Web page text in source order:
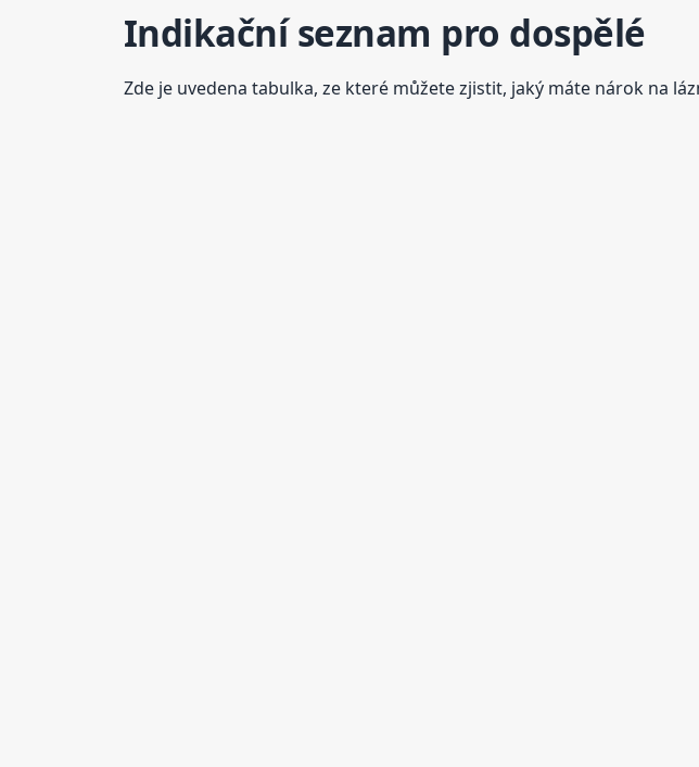
Indikační seznam pro dospělé
Zde je uvedena tabulka, ze které můžete zjistit, jaký máte nárok na